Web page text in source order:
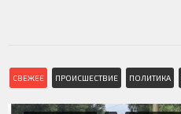
СВЕЖЕЕ ПРОИСШЕСТВИЕ ПОЛИТИКА